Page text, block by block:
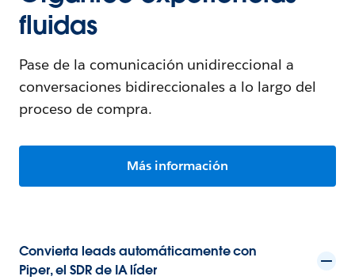
fluidas
Pase de la comunicación unidireccional a
conversaciones bidireccionales a lo largo del
proceso de compra.
Más información
Convierta leads automáticamente con
Piper, el SDR de IA líder